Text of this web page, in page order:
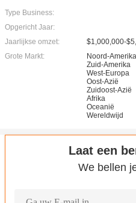
Type Business:
Opgericht Jaar:
Jaarlijkse omzet:
$1,000,000-
Grote Markt:
Noord-Amerika
Zuid-Amerika
West-Europa
Oost-Azië
Zuidoost-Azië
Afrika
Oceanië
Wereldwijd
Laat een
We bellen